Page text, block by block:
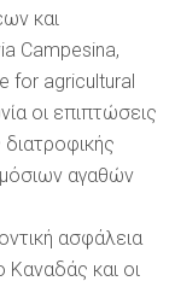
και
Campesina,
for agricultural
οι επιπτώσεις
διατροφικής
αγαθών
ασφάλεια
Καναδάς και οι